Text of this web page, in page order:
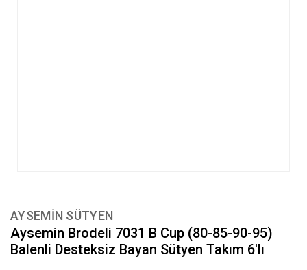
AYSEMİN SÜTYEN
Aysemin Brodeli 7031 B Cup (80-85-90-95)
Balenli Desteksiz Bayan Sütyen Takım 6'lı